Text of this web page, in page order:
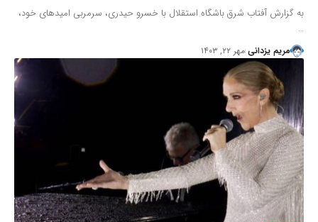
به گزارش آفتاب شرق باشگاه استقلال با خسرو حیدری، سرمربی امیدهای خود،
…
مریم یزدانی مهر ۲۲, ۱۴۰۳